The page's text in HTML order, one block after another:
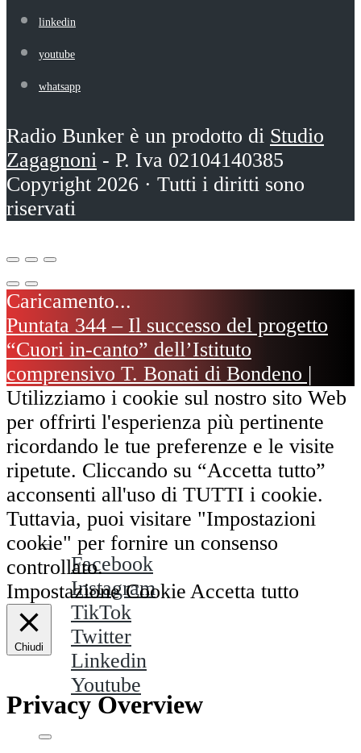
linkedin
youtube
whatsapp
Radio Bunker è un prodotto di Studio
Zagagnoni - P. Iva 02104140385
Copyright 2026 · Tutti i diritti sono
riservati
Puntata 344 – Il successo del progetto
“Cuori in-canto” dell’Istituto
comprensivo T. Bonati di Bondeno |
Nuovi Emergenti by Arly Joi #17luglio
Facebook
Instagram
TikTok
Twitter
Linkedin
Youtube
Utilizziamo i cookie sul nostro sito Web
per offrirti l'esperienza più pertinente
ricordando le tue preferenze e le visite
ripetute. Cliccando su “Accetta tutto”
acconsenti all'uso di TUTTI i cookie.
Tuttavia, puoi visitare "Impostazioni
cookie" per fornire un consenso
controllato.
Impostazione Cookie Accetta tutto
Chiudi
Privacy Overview